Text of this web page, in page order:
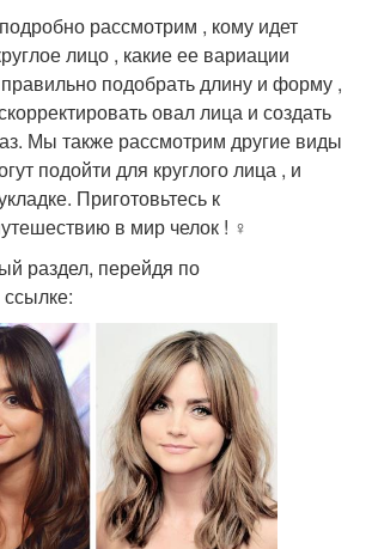
рассмотрим , кому идет
лицо , какие ее вариации
подобрать длину и форму ,
овал лица и создать
Мы также рассмотрим другие виды
подойти для круглого лица , и
Приготовьтесь к
в мир челок ! ‍♀️
раздел, перейдя по